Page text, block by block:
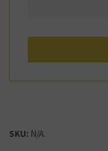
SKU: N/A.